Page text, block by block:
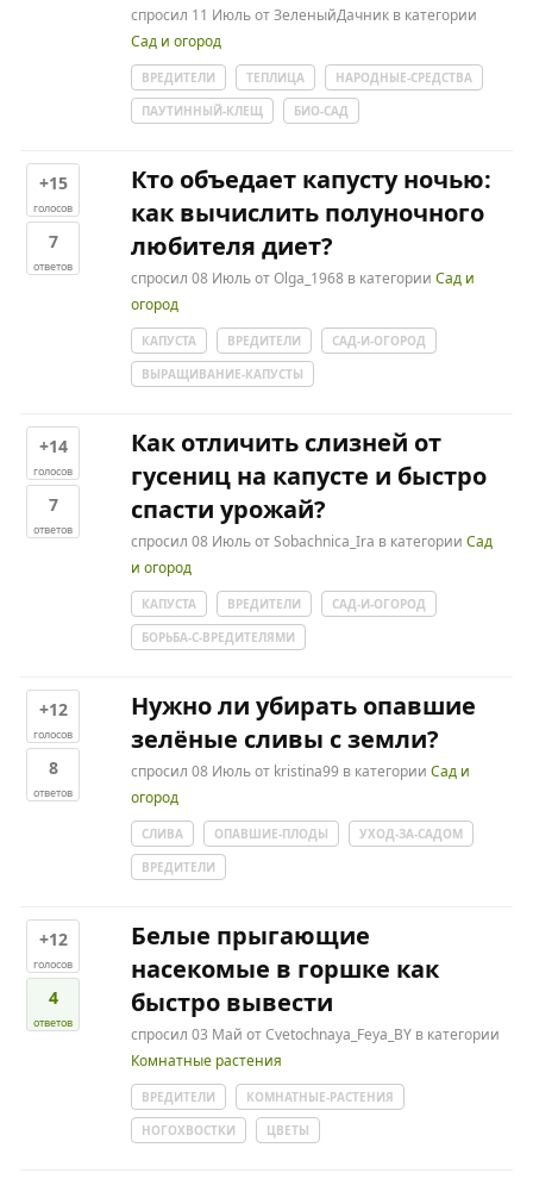
спросил 11 ИюльотЗеленыйДачник в категории
Сад и огород
ВРЕДИТЕЛИ ТЕПЛИЦА
НАРОДНЫЕ-СРЕДСТВА
ПАУТИННЫЙ-КЛЕЩ
БИО-САД
+15
голосов
7
ответов
Кто объедает капусту ночью:
как вычислить полуночного
любителя диет?
спросил 08 ИюльотOlga_1968 в категорииСад и
огород
КАПУСТА ВРЕДИТЕЛИ
САД-И-ОГОРОД
ВЫРАЩИВАНИЕ-КАПУСТЫ
+14
голосов
7
ответов
Как отличить слизней от
гусениц на капусте и быстро
спасти урожай?
спросил 08 ИюльотSobachnica_Ira в категорииСад
и огород
КАПУСТА ВРЕДИТЕЛИ
САД-И-ОГОРОД
БОРЬБА-С-ВРЕДИТЕЛЯМИ
+12
голосов
8
ответов
Нужно ли убирать опавшие
зелёные сливы с земли?
спросил 08 Июльот kristina99 в категорииСад и
огород
СЛИВА ОПАВШИЕ-ПЛОДЫ
УХОД-ЗА-САДОМ
ВРЕДИТЕЛИ
+12
голосов
4
ответов
Белые прыгающие
насекомые в горшке как
быстро вывести
спросил 03 Май отCvetochnaya_Feya_BY в категории
Комнатные растения
ВРЕДИТЕЛИ
КОМНАТНЫЕ-РАСТЕНИЯ
НОГОХВОСТКИ
ЦВЕТЫ